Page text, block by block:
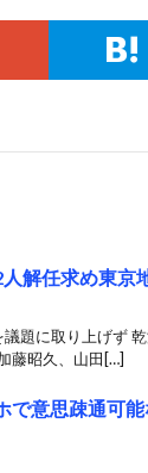
解任求め東京
題に取り上げず
藤昭久、山田[…]
で意思疎通可